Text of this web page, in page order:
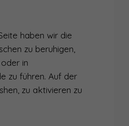
haben wir die
zu beruhigen,
in
zu führen. Auf der
zu aktivieren zu